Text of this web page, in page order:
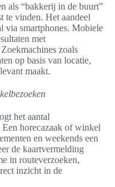
als “bakkerij in de buurt”
te vinden. Het aandeel
via smartphones. Mobiele
met
zoals
op basis van locatie,
maakt.
het aantal
horecazaak of winkel
en weekends een
de kaartvermelding
in routeverzoeken,
inzicht in de